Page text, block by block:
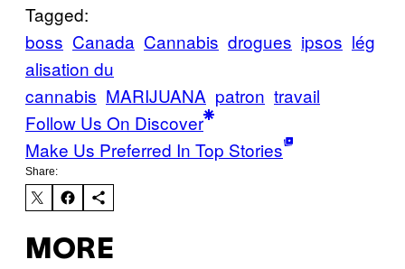
Tagged:
boss Canada Cannabis drogues ipsos lég
alisation du
cannabis MARIJUANA patron travail
Follow Us On Discover
Make Us Preferred In Top Stories
Share:
MORE